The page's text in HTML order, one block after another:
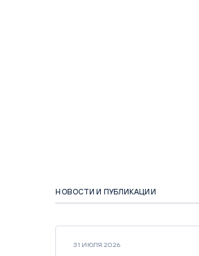
НОВОСТИ И ПУБЛИКАЦИИ
31 ИЮЛЯ 2026